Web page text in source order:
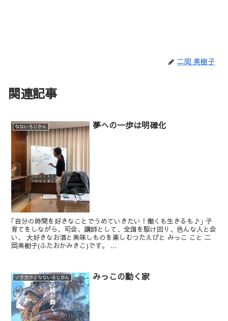
二岡 美樹子
関連記事
なないろじかん 夢への一歩は明確化
｢自分の時間を好きなことでうめていきたい！働くも生きるも♪｣ 子
育てをしながら、司会、講師として、全国を駆け回り、色んな人と会
い、 大好きなお酒と美味しものを楽しむつたえびと みっこ こと 二
岡美樹子(ふたおかみきこ)です。 ...
ソラカフェなないろじかん みっこの動く家